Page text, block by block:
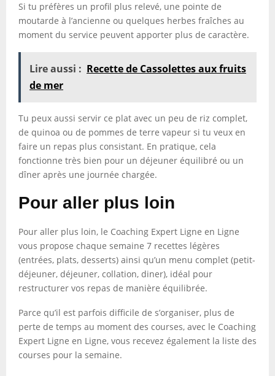
Si tu préfères un profil plus relevé, une pointe de
moutarde à l’ancienne ou quelques herbes fraîches au
moment du service peuvent apporter plus de caractère.
Lire aussi : Recette de Cassolettes aux fruits
de mer
Tu peux aussi servir ce plat avec un peu de riz complet,
de quinoa ou de pommes de terre vapeur si tu veux en
faire un repas plus consistant. En pratique, cela
fonctionne très bien pour un déjeuner équilibré ou un
dîner après une journée chargée.
Pour aller plus loin
Pour aller plus loin, le Coaching Expert Ligne en Ligne
vous propose chaque semaine 7 recettes légères
(entrées, plats, desserts) ainsi qu’un menu complet (petit-
déjeuner, déjeuner, collation, diner), idéal pour
restructurer vos repas de manière équilibrée.
Parce qu’il est parfois difficile de s’organiser, plus de
perte de temps au moment des courses, avec le Coaching
Expert Ligne en Ligne, vous recevez également la liste des
courses pour la semaine.